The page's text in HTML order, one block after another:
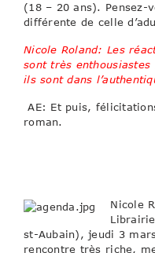
(18 – 20 ans). Pensez-
différente de celle
Nicole Roland: Les
sont très
ils sont dans
AE: Et puis,
roman.
Nicole
Librairie
st-Aubain), jeudi 3
rencontre très riche,